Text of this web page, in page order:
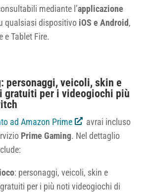
mediante l’applicazione
qualsiasi dispositivo iOS e Android,
e Tablet Fire.
personaggi, veicoli, skin e
gratuiti per i videogiochi più
ad Amazon Prime
avrai incluso
Prime Gaming. Nel dettaglio
: personaggi, veicoli, skin e
per i più noti videogiochi di